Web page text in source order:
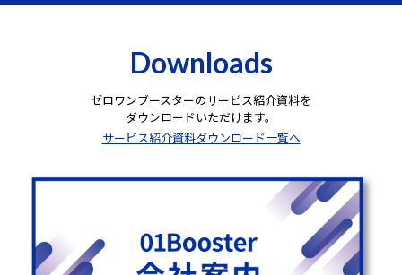
Downloads
ゼロワンブースターのサービス紹介資料を
ダウンロードいただけます。
サービス紹介資料ダウンロード一覧へ